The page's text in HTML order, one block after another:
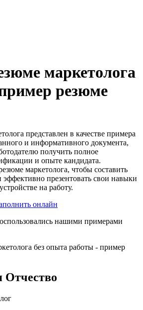
маркетолога
резюме
представлен в качестве примера
и информативного документа,
получить полное
и опыте кандидата.
маркетолога, чтобы составить
презентовать свои навыки
на работу.
онлайн
нашими примерами